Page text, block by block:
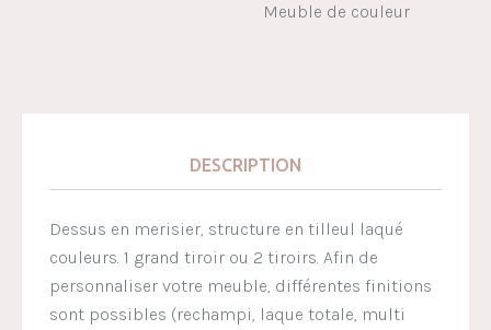
Meuble de couleur
DESCRIPTION
Dessus en merisier, structure en tilleul laqué
couleurs. 1 grand tiroir ou 2 tiroirs. Afin de
personnaliser votre meuble, différentes finitions
sont possibles (rechampi, laque totale, multi